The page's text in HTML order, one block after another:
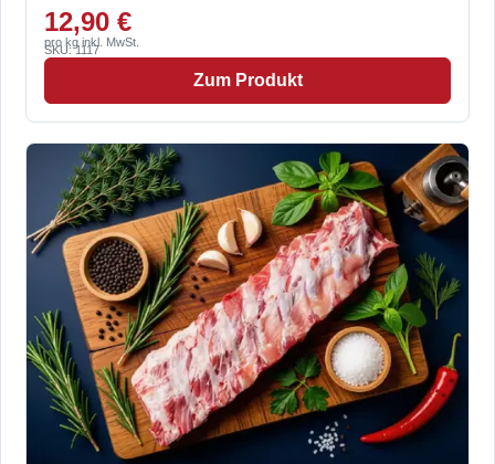
12,90 €
pro kg inkl. MwSt.
SKU: 1117
Zum Produkt